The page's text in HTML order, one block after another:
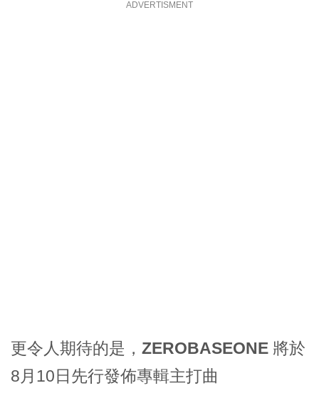
ADVERTISMENT
更令人期待的是， ZEROBASEONE 將於
8月10日先行發佈專輯主打曲